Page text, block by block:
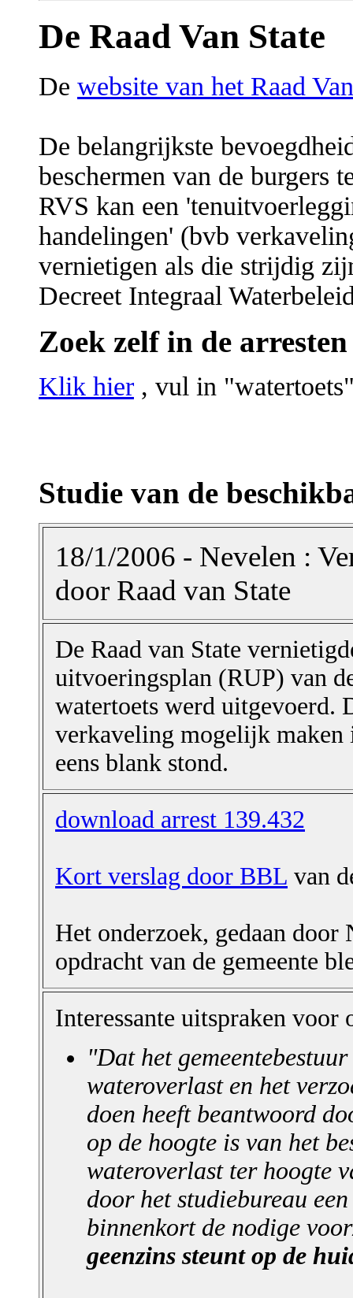
De Raad Van State
De website van het Raad
De belangrijkste
beschermen van de burgers
RVS kan een
handelingen' (bvb
vernietigen als die strijdig
Decreet Integraal
Zoek zelf in de
Klik hier , vul in
Studie van de
18/1/2006 - Nevelen :
door Raad van State
De Raad van State
uitvoeringsplan (RUP) van
watertoets werd uitgevoerd.
verkaveling mogelijk maken
eens blank stond.
download arrest 139.432
Kort verslag door BBL van
Het onderzoek, gedaan
opdracht van de gemeente
Interessante uitspraken voor
"Dat het
wateroverlast en het
doen heeft beantwoord
op de hoogte is van het
wateroverlast ter hoogte
door het studiebureau
binnenkort de nodige
geenzins steunt op de